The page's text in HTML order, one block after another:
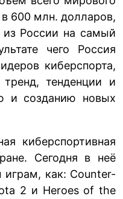
в 600 млн. долларов,
России на самый
чего Россия
киберспорта,
тенденции и
и созданию новых
киберспортивная
Сегодня в неё
как: Counter-
2 и Heroes of the